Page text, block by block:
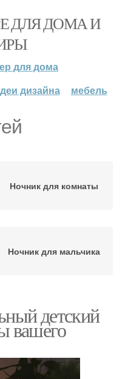
ДЛЯ ДОМА И
для дома
дизайна мебель
Ночник для комнаты
Ночник для мальчика
детский
вашего